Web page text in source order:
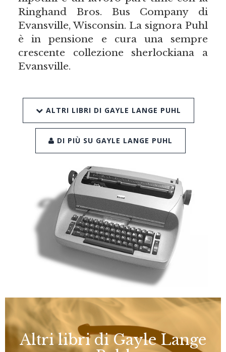
Ringhand Bros. Bus Company di
Evansville, Wisconsin. La signora Puhl
è in pensione e cura una sempre
crescente collezione sherlockiana a
Evansville.
ALTRI LIBRI DI GAYLE LANGE PUHL
DI PIÙ SU GAYLE LANGE PUHL
Altri libri di Gayle Lange